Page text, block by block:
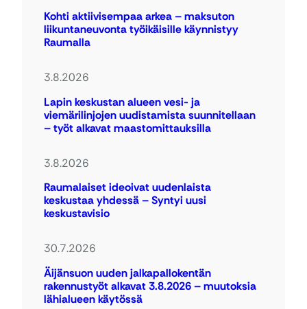
Kohti aktiivisempaa arkea – maksuton
liikuntaneuvonta työikäisille käynnistyy
Raumalla
3.8.2026
Lapin keskustan alueen vesi- ja
viemärilinjojen uudistamista suunnitellaan
– työt alkavat maastomittauksilla
3.8.2026
Raumalaiset ideoivat uudenlaista
keskustaa yhdessä – Syntyi uusi
keskustavisio
30.7.2026
Äijänsuon uuden jalkapallokentän
rakennustyöt alkavat 3.8.2026 – muutoksia
lähialueen käytössä